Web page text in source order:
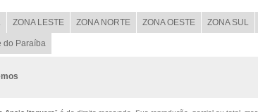
ZONA LESTE ZONA NORTE ZONA OESTE ZONA SUL
do Paraíba